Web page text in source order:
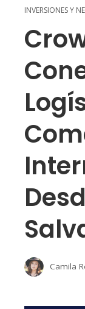
INVERSIONES Y
Camila